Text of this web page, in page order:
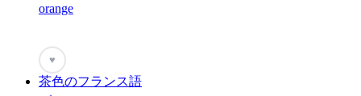
orange
♥
茶色のフランス語